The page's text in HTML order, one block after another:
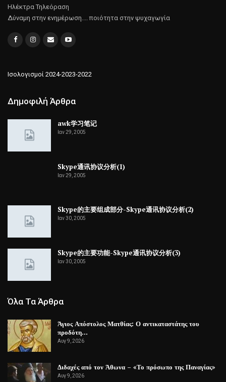
Ηλέκτρα Τηλεόραση
Δύναμη στην ενημέρωση.... ποιότητα στην ψυχαγωγία
Ισολογισμοί 2024-2023-2022
Δημοφιλή Άρθρα
awk学习笔记
Ιαν 29, 2005
Skype通讯协议分析(1)
Ιαν 29, 2005
Skype的主要组成部分-Skype通讯协议分析(2)
Ιαν 30, 2005
Skype的主要功能-Skype通讯协议分析(3)
Ιαν 30, 2005
Όλα Τα Άρθρα
Άγιος Απόστολος Ματθίας: Ο αντικαταστάτης του
προδότη…
Αυγ 9, 2026
Διδαχές από τον Άθωνα – «Το πρόσωπο της Παναγίας»
Αυγ 9, 2026